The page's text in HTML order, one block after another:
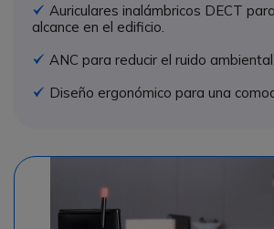
Icono
Auriculares inalámbricos DECT
alcance en el edificio.
Icono
ANC para reducir el ruido ambiental.
Icono
Diseño ergonómico para una